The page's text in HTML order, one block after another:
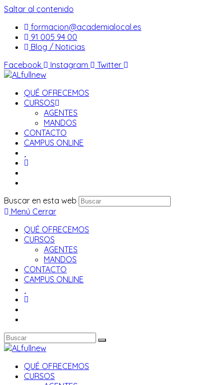
Saltar al contenido
formacion@academialocal.es
91 005 94 00
Blog / Noticias
Facebook
Instagram Twitter
QUÉ OFRECEMOS
CURSOS
AGENTES
MANDOS
CONTACTO
CAMPUS ONLINE
Buscar en esta web
Menú Cerrar
QUÉ OFRECEMOS
CURSOS
AGENTES
MANDOS
CONTACTO
CAMPUS ONLINE
QUÉ OFRECEMOS
CURSOS